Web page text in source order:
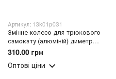
Артикул: 13k01p031
Змінне колесо для трюкового
самокату (алюміній) диметр
100мм чорне (ARSH)
310.00 грн
Оптові ціни